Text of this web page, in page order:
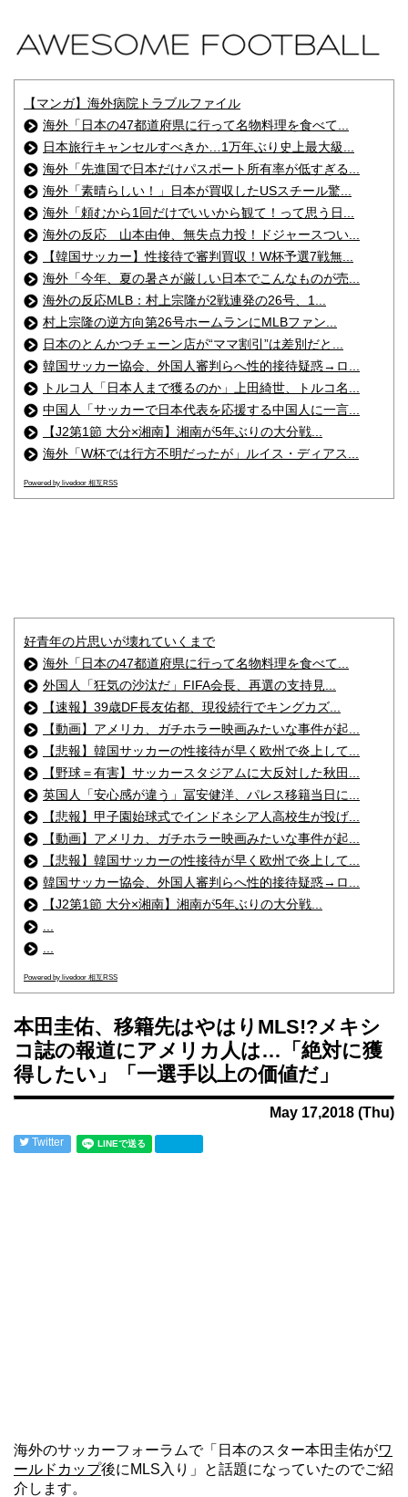
【マンガ】海外病院トラブルファイル
海外「日本の47都道府県に行って名物料理を食べて...
日本旅行キャンセルすべきか…1万年ぶり史上最大級...
海外「先進国で日本だけパスポート所有率が低すぎる...
海外「素晴らしい！」日本が買収したUSスチール驚...
海外「頼むから1回だけでいいから観て！って思う日...
海外の反応 山本由伸、無失点力投！ドジャースつい...
【韓国サッカー】性接待で審判買収！W杯予選7戦無...
海外「今年、夏の暑さが厳しい日本でこんなものが売...
海外の反応MLB：村上宗隆が2戦連発の26号、1...
村上宗隆の逆方向第26号ホームランにMLBファン...
日本のとんかつチェーン店が“ママ割引”は差別だと...
韓国サッカー協会、外国人審判らへ性的接待疑惑→ロ...
トルコ人「日本人まで獲るのか」上田綺世、トルコ名...
中国人「サッカーで日本代表を応援する中国人に一言...
【J2第1節 大分×湘南】湘南が5年ぶりの大分戦...
海外「W杯では行方不明だったが」ルイス・ディアス...
Powered by livedoor 相互RSS
好青年の片思いが壊れていくまで
海外「日本の47都道府県に行って名物料理を食べて...
外国人「狂気の沙汰だ」FIFA会長、再選の支持見...
【速報】39歳DF長友佑都、現役続行でキングカズ...
【動画】アメリカ、ガチホラー映画みたいな事件が起...
【悲報】韓国サッカーの性接待が早く欧州で炎上して...
【野球＝有害】サッカースタジアムに大反対した秋田...
英国人「安心感が違う」冨安健洋、パレス移籍当日に...
【悲報】甲子園始球式でインドネシア人高校生が投げ...
【動画】アメリカ、ガチホラー映画みたいな事件が起...
【悲報】韓国サッカーの性接待が早く欧州で炎上して...
韓国サッカー協会、外国人審判らへ性的接待疑惑→ロ...
【J2第1節 大分×湘南】湘南が5年ぶりの大分戦...
Powered by livedoor 相互RSS
本田圭佑、移籍先はやはりMLS!?メキシ
コ誌の報道にアメリカ人は…「絶対に獲
得したい」「一選手以上の価値だ」
May 17,2018 (Thu)
Twitter
海外のサッカーフォーラムで「日本のスター本田圭佑がワ
ールドカップ後にMLS入り」と話題になっていたのでご紹
介します。